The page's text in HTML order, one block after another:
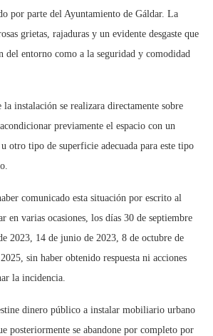
por parte del Ayuntamiento de Gáldar. La
grietas, rajaduras y un evidente desgaste que
del entorno como a la seguridad y comodidad
instalación se realizara directamente sobre
previamente el espacio con un
otro tipo de superficie adecuada para este tipo
comunicado esta situación por escrito al
en varias ocasiones, los días 30 de septiembre
2023, 14 de junio de 2023, 8 de octubre de
sin haber obtenido respuesta ni acciones
la incidencia.
dinero público a instalar mobiliario urbano
posteriormente se abandone por completo por